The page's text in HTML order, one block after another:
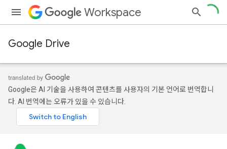
Workspace
Google Drive
Google은 AI 기술을 사용하여 콘텐츠를 사용자의 기본 언어로 번역합니
다. AI 번역에는 오류가 있을 수 있습니다.